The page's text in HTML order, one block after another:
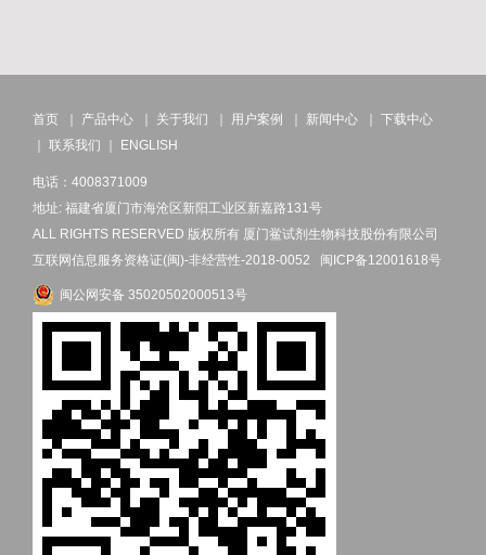
首页 产品中心 关于我们 用户案例 新闻中心
下载中心
联系我们 ENGLISH
电话：4008371009
地址: 福建省厦门市海沧区新阳工业区新嘉路131号
ALL RIGHTS RESERVED 版权所有 厦门鲎试剂生物科技股份有限公司
互联网信息服务资格证(闽)-非经营性-2018-0052 闽ICP备12001618号
闽公网安备 35020502000513号